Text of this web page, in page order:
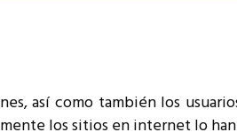
así como también los
los sitios en internet lo